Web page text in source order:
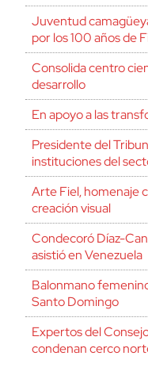
Juventud
por los 100 años de
Consolida centro
desarrollo
En apoyo a las
Presidente del
instituciones del
Arte Fiel, homenaje
creación visual
Condecoró Díaz-
asistió en Venezuela
Balonmano
Santo Domingo
Expertos del
condenan cerco